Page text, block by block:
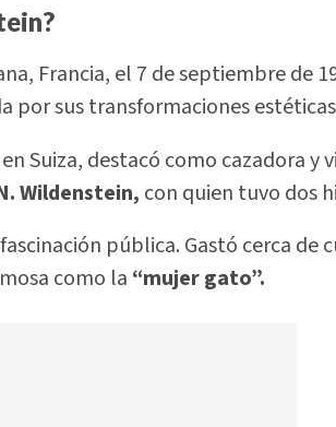
Francia, el 7 de septiembre de
por sus transformaciones
Suiza, destacó como cazadora y
Wildenstein, con quien tuvo dos
pública. Gastó cerca de
como la “mujer gato”.